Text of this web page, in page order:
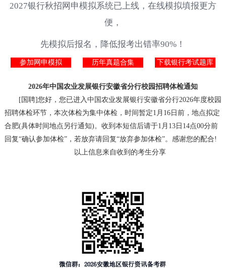
2027银行秋招网申模拟系统已上线，在线模拟填报更方
便，
先模拟后报名，降低报考出错率90%！
参加网申模拟 历年真题合集 下载银行考试题库
2026年中国农业发展银行安徽省分行校园招聘体检通知
[国聘]您好，您已进入中国农业发展银行安徽省分行2026年度校园
招聘体检环节，本次体检为集中体检，时间暂定1月16日前，地点拟定
合肥(具体时间地点另行通知)。收到本短信后请于1月13日14点00分前
回复“确认参加体检”，若放弃请回复“放弃参加体检”。感谢您的配合!
以上信息来自收到的考生分享